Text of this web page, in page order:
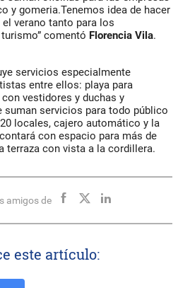
y gomeria.Tenemos idea de hacer
verano tanto para los
comentó Florencia Vila.
servicios especialmente
entre ellos: playa para
vestidores y duchas y
suman servicios para todo público
locales, cajero automático y la
con espacio para más de
terraza con vista a la cordillera.
amigos de
este artículo: